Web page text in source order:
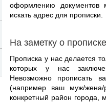
оформлению
искать адрес для прописки.
На заметку о прописке
Прописка у нас делается
которых у нас
Невозможно прописать
(например ваш муж/
конкретный район города,